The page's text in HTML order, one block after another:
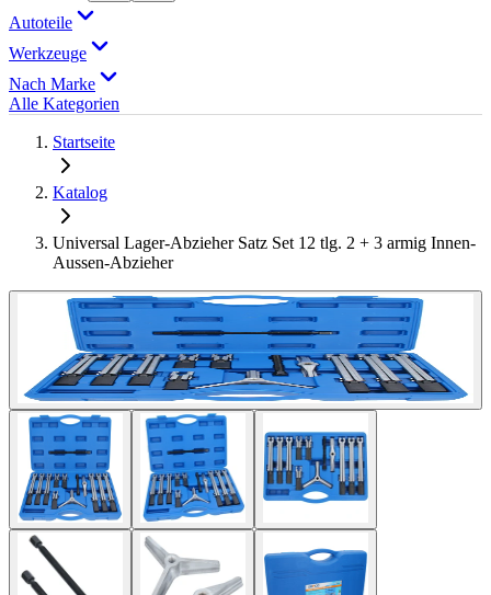
Autoteile
Werkzeuge
Nach Marke
Alle Kategorien
Startseite
Katalog
Universal Lager-Abzieher Satz Set 12 tlg. 2 + 3 armig Innen-
Aussen-Abzieher